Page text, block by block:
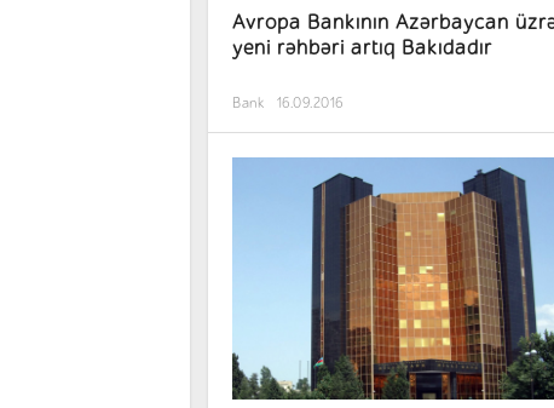
Avropa Bankının Azərbaycan
yeni rəhbəri artıq Bakıdadır
Bank 16.09.2016